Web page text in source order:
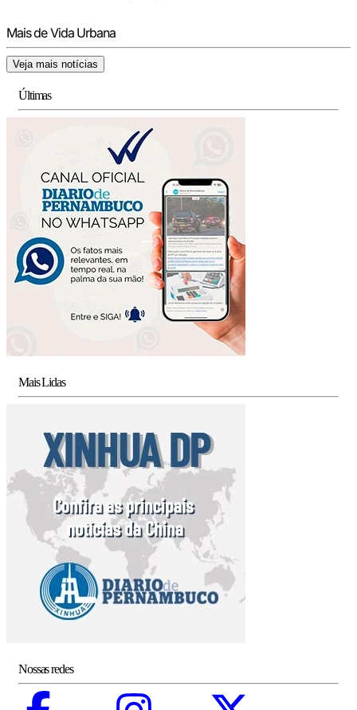
Mais de Vida Urbana
Veja mais notícias
Últimas
Mais Lidas
Nossas redes